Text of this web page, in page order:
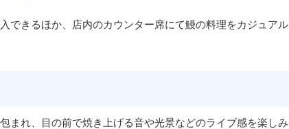
できるほか、店内のカウンター席にて鰻の料理をカジュアル
まれ、目の前で焼き上げる音や光景などのライブ感を楽しみ